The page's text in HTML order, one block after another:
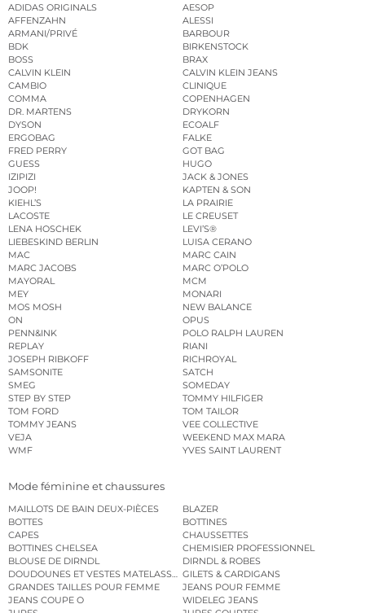
ADIDAS ORIGINALS
AESOP
AFFENZAHN
ALESSI
ARMANI/PRIVÉ
BARBOUR
BDK
BIRKENSTOCK
BOSS
BRAX
CALVIN KLEIN
CALVIN KLEIN JEANS
CAMBIO
CLINIQUE
COMMA
COPENHAGEN
DR. MARTENS
DRYKORN
DYSON
ECOALF
ERGOBAG
FALKE
FRED PERRY
GOT BAG
GUESS
HUGO
IZIPIZI
JACK & JONES
JOOP!
KAPTEN & SON
KIEHL’S
LA PRAIRIE
LACOSTE
LE CREUSET
LENA HOSCHEK
LEVI’S®
LIEBESKIND BERLIN
LUISA CERANO
MAC
MARC CAIN
MARC JACOBS
MARC O’POLO
MAYORAL
MCM
MEY
MONARI
MOS MOSH
NEW BALANCE
ON
OPUS
PENN&INK
POLO RALPH LAUREN
REPLAY
RIANI
JOSEPH RIBKOFF
RICHROYAL
SAMSONITE
SATCH
SMEG
SOMEDAY
STEP BY STEP
TOMMY HILFIGER
TOM FORD
TOM TAILOR
TOMMY JEANS
VEE COLLECTIVE
VEJA
WEEKEND MAX MARA
WMF
YVES SAINT LAURENT
Mode féminine et chaussures
MAILLOTS DE BAIN DEUX-PIÈCES
BLAZER
BOTTES
BOTTINES
CAPES
CHAUSSETTES
BOTTINES CHELSEA
CHEMISIER PROFESSIONNEL
BLOUSE DE DIRNDL
DIRNDL & ROBES
DOUDOUNES ET VESTES MATELASSÉESGILETS & CARDIGANS
GRANDES TAILLES POUR FEMME
JEANS POUR FEMME
JEANS COUPE O
WIDELEG JEANS